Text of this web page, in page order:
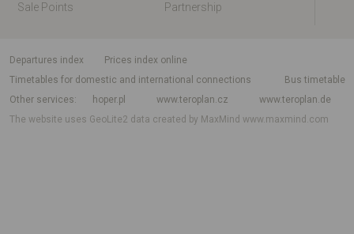
Sale Points
Partnership
departures index
Prices index online
Timetables for domestic and international connections
Bus timetable
Other services
hoper.pl www.teroplan.cz
www.teroplan.de
The website uses GeoLite2 data created by MaxMindwww.maxmind.com